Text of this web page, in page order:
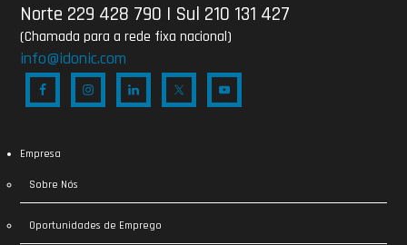
Norte 229 428 790 | Sul 210 131 427
(Chamada para a rede fixa nacional)
info@idonic.com
Empresa
Sobre Nós
Oportunidades de Emprego